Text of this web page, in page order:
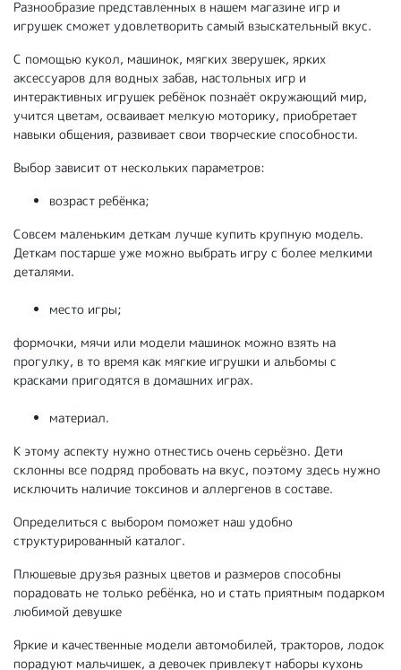
Разнообразие представленных в нашем магазине игр и
игрушек сможет удовлетворить самый взыскательный вкус.
С помощью кукол, машинок, мягких зверушек, ярких
аксессуаров для водных забав, настольных игр и
интерактивных игрушек ребёнок познаёт окружающий мир,
учится цветам, осваивает мелкую моторику, приобретает
навыки общения, развивает свои творческие способности.
Выбор зависит от нескольких параметров:
возраст ребёнка;
Совсем маленьким деткам лучше купить крупную модель.
Деткам постарше уже можно выбрать игру с более мелкими
деталями.
место игры;
формочки, мячи или модели машинок можно взять на
прогулку, в то время как мягкие игрушки и альбомы с
красками пригодятся в домашних играх.
материал.
К этому аспекту нужно отнестись очень серьёзно. Дети
склонны все подряд пробовать на вкус, поэтому здесь нужно
исключить наличие токсинов и аллергенов в составе.
Определиться с выбором поможет наш удобно
структурированный каталог.
Плюшевые друзья разных цветов и размеров способны
порадовать не только ребёнка, но и стать приятным подарком
любимой девушке
Яркие и качественные модели автомобилей, тракторов, лодок
порадуют мальчишек, а девочек привлекут наборы кухонь